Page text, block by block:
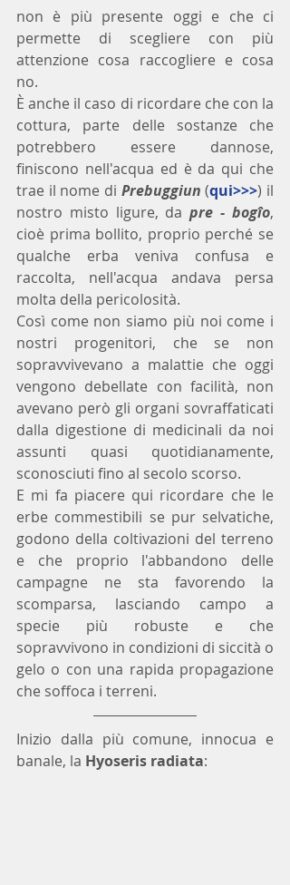
non è più presente oggi e che ci
permette di scegliere con più
attenzione cosa raccogliere e cosa
no.
È anche il caso di ricordare che con la
cottura, parte delle sostanze che
potrebbero essere dannose,
finiscono nell'acqua ed è da qui che
trae il nome di Prebuggiun (qui>>>) il
nostro misto ligure, da pre - bogîo,
cioè prima bollito, proprio perché se
qualche erba veniva confusa e
raccolta, nell'acqua andava persa
molta della pericolosità.
Così come non siamo più noi come i
nostri progenitori, che se non
sopravvivevano a malattie che oggi
vengono debellate con facilità, non
avevano però gli organi sovraffaticati
dalla digestione di medicinali da noi
assunti quasi quotidianamente,
sconosciuti fino al secolo scorso.
E mi fa piacere qui ricordare che le
erbe commestibili se pur selvatiche,
godono della coltivazioni del terreno
e che proprio l'abbandono delle
campagne ne sta favorendo la
scomparsa, lasciando campo a
specie più robuste e che
sopravvivono in condizioni di siccità o
gelo o con una rapida propagazione
che soffoca i terreni.
Inizio dalla più comune, innocua e
banale, la Hyoseris radiata: